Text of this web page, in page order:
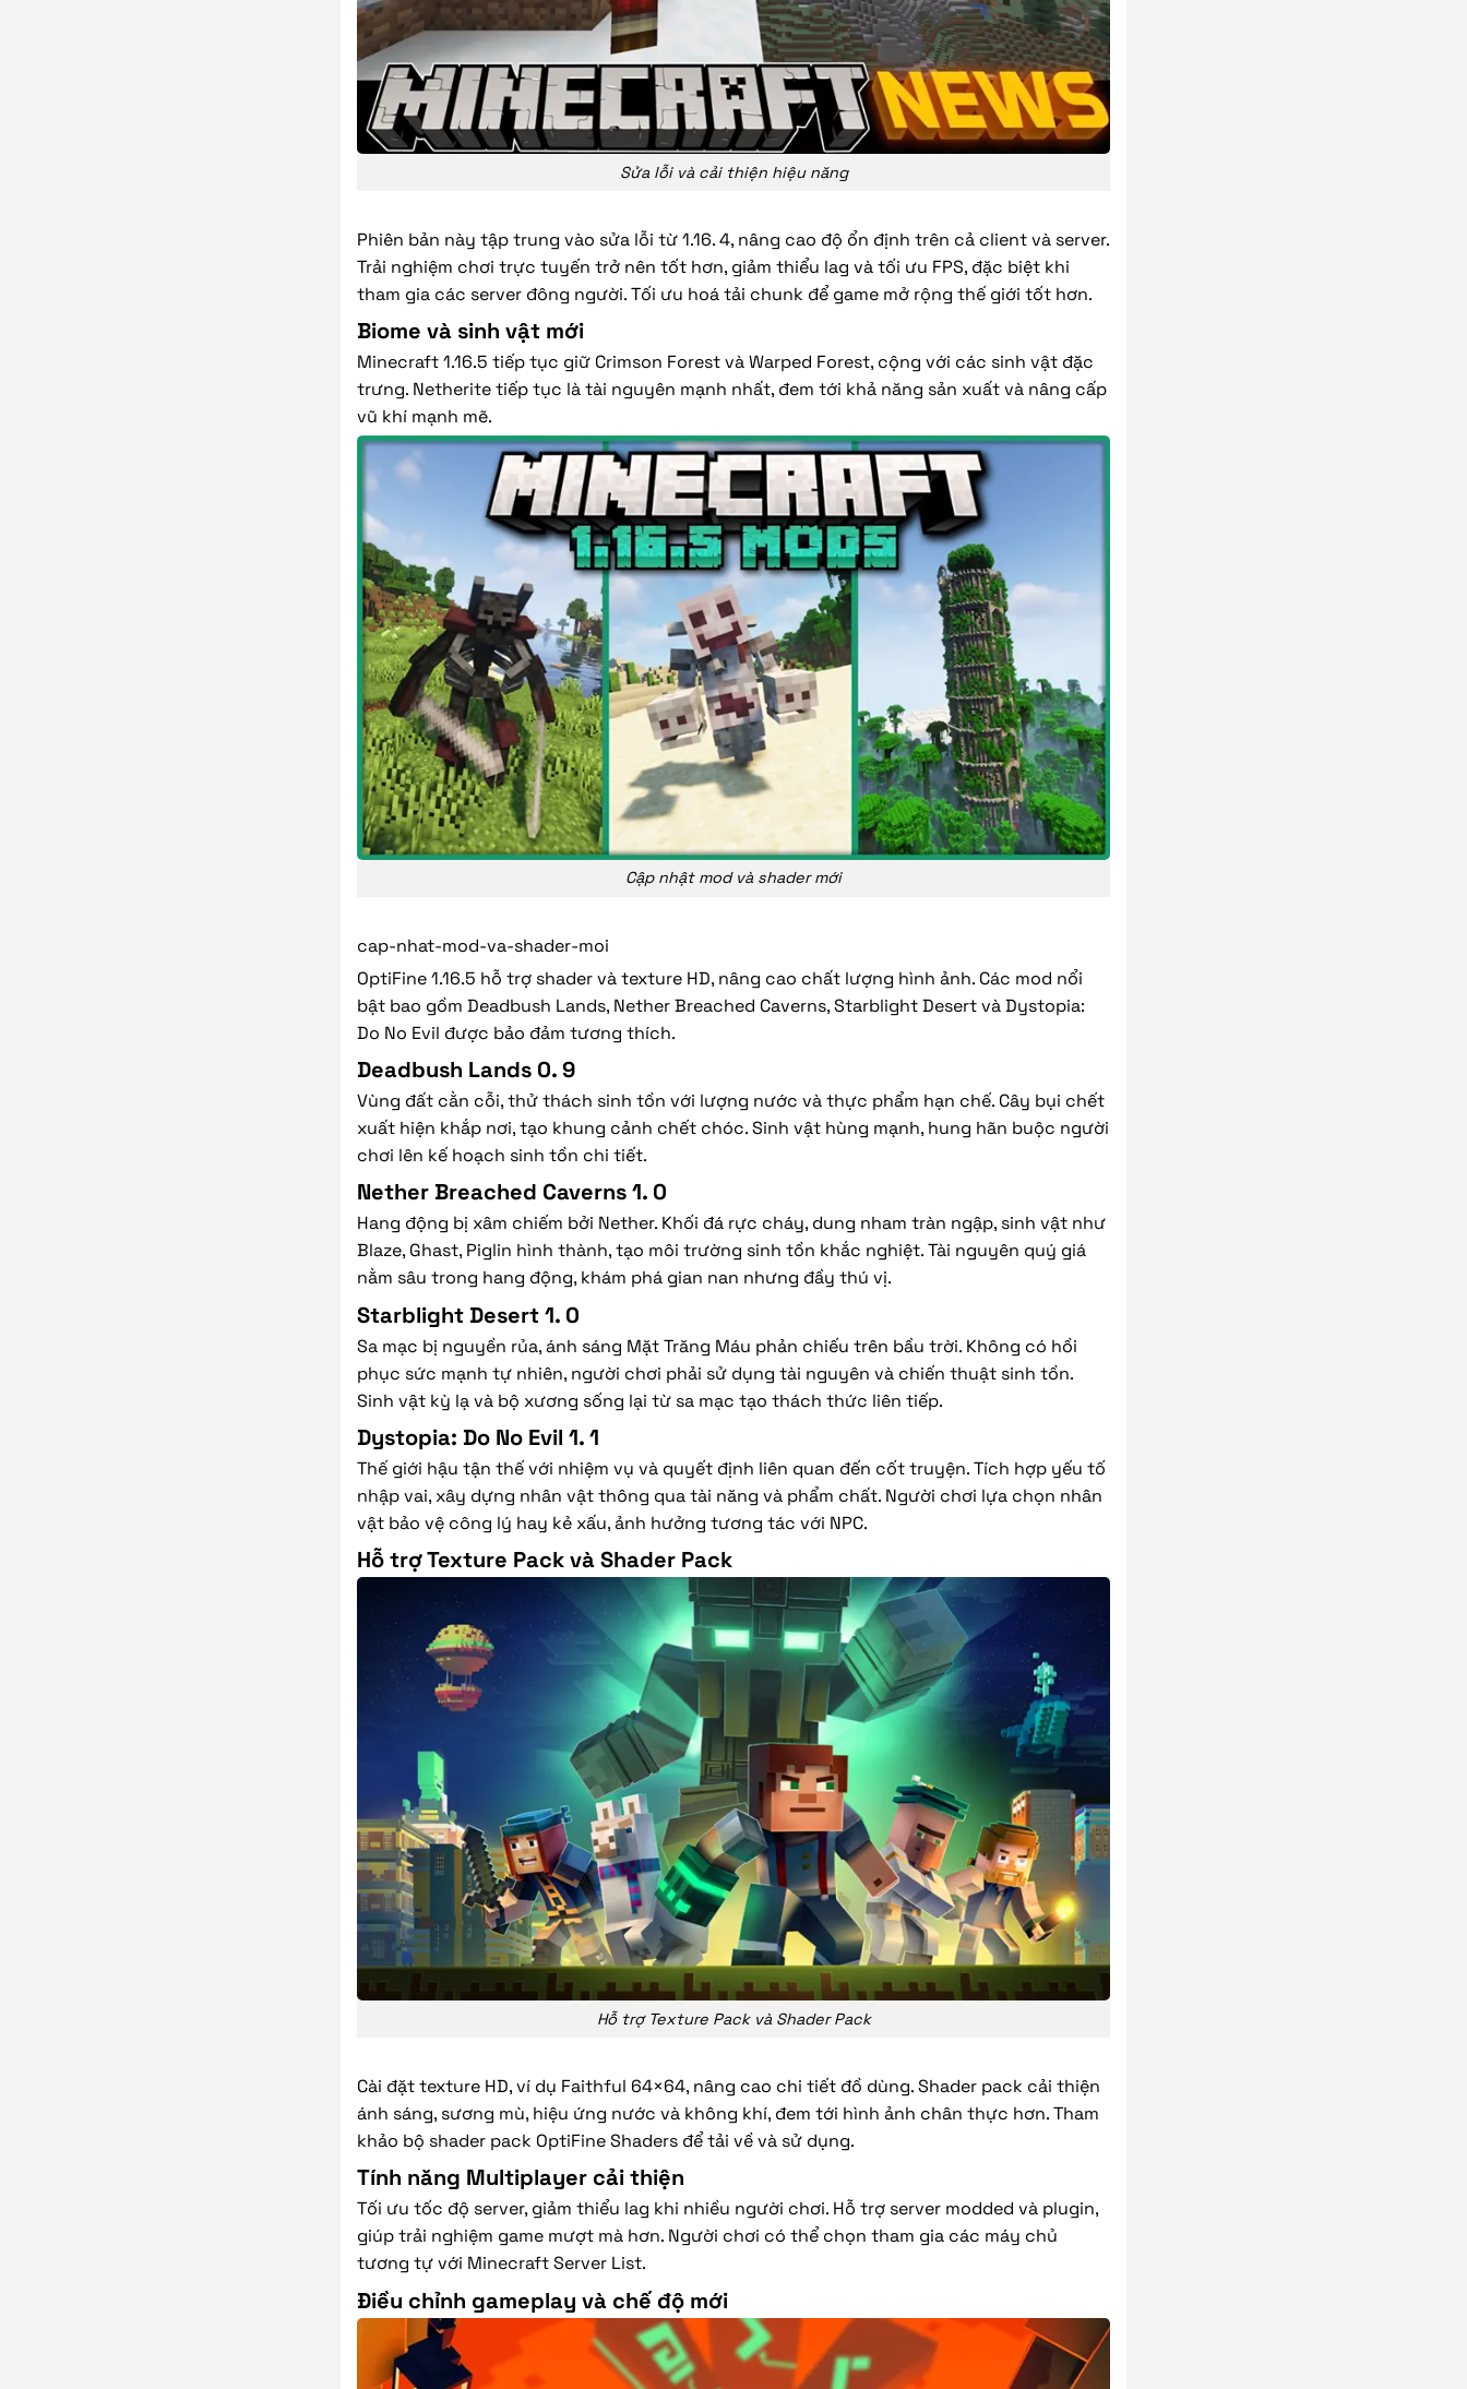
Sửa lỗi và cải thiện hiệu năng
Phiên bản này tập trung vào sửa lỗi từ 1.16. 4, nâng cao độ ổn định trên cả client và server.
Trải nghiệm chơi trực tuyến trở nên tốt hơn, giảm thiểu lag và tối ưu FPS, đặc biệt khi
tham gia các server đông người. Tối ưu hoá tải chunk để game mở rộng thế giới tốt hơn.
Biome và sinh vật mới
Minecraft 1.16.5 tiếp tục giữ Crimson Forest và Warped Forest, cộng với các sinh vật đặc
trưng. Netherite tiếp tục là tài nguyên mạnh nhất, đem tới khả năng sản xuất và nâng cấp
vũ khí mạnh mẽ.
Cập nhật mod và shader mới
cap-nhat-mod-va-shader-moi
OptiFine 1.16.5 hỗ trợ shader và texture HD, nâng cao chất lượng hình ảnh. Các mod nổi
bật bao gồm Deadbush Lands, Nether Breached Caverns, Starblight Desert và Dystopia:
Do No Evil được bảo đảm tương thích.
Deadbush Lands 0. 9
Vùng đất cằn cỗi, thử thách sinh tồn với lượng nước và thực phẩm hạn chế. Cây bụi chết
xuất hiện khắp nơi, tạo khung cảnh chết chóc. Sinh vật hùng mạnh, hung hãn buộc người
chơi lên kế hoạch sinh tồn chi tiết.
Nether Breached Caverns 1. 0
Hang động bị xâm chiếm bởi Nether. Khối đá rực cháy, dung nham tràn ngập, sinh vật như
Blaze, Ghast, Piglin hình thành, tạo môi trường sinh tồn khắc nghiệt. Tài nguyên quý giá
nằm sâu trong hang động, khám phá gian nan nhưng đầy thú vị.
Starblight Desert 1. 0
Sa mạc bị nguyền rủa, ánh sáng Mặt Trăng Máu phản chiếu trên bầu trời. Không có hồi
phục sức mạnh tự nhiên, người chơi phải sử dụng tài nguyên và chiến thuật sinh tồn.
Sinh vật kỳ lạ và bộ xương sống lại từ sa mạc tạo thách thức liên tiếp.
Dystopia: Do No Evil 1. 1
Thế giới hậu tận thế với nhiệm vụ và quyết định liên quan đến cốt truyện. Tích hợp yếu tố
nhập vai, xây dựng nhân vật thông qua tài năng và phẩm chất. Người chơi lựa chọn nhân
vật bảo vệ công lý hay kẻ xấu, ảnh hưởng tương tác với NPC.
Hỗ trợ Texture Pack và Shader Pack
Hỗ trợ Texture Pack và Shader Pack
Cài đặt texture HD, ví dụ Faithful 64×64, nâng cao chi tiết đồ dùng. Shader pack cải thiện
ánh sáng, sương mù, hiệu ứng nước và không khí, đem tới hình ảnh chân thực hơn. Tham
khảo bộ shader pack OptiFine Shaders để tải về và sử dụng.
Tính năng Multiplayer cải thiện
Tối ưu tốc độ server, giảm thiểu lag khi nhiều người chơi. Hỗ trợ server modded và plugin,
giúp trải nghiệm game mượt mà hơn. Người chơi có thể chọn tham gia các máy chủ
tương tự với Minecraft Server List.
Điều chỉnh gameplay và chế độ mới